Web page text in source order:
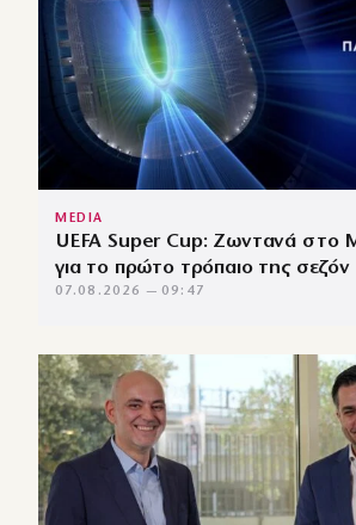
MEDIA
UEFA Super Cup: Ζωντανά στο
για το πρώτο τρόπαιο της σεζόν
07.08.2026 — 09:47